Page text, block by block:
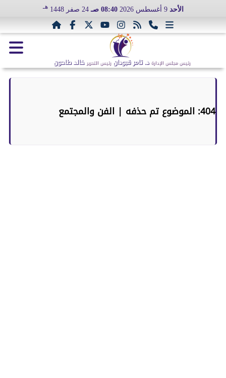
الأحد 9 أغسطس 2026 08:40 صـ 24 صفر 1448 هـ
رئيس مجلس الإدارة د. تامر قبودان رئيس التحرير خالد طاحون
404: الموضوع تم حذفه | الفن والمجتمع